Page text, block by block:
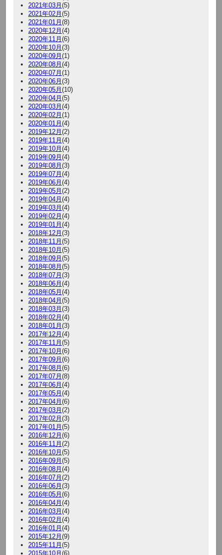
2021年03月 (5)
2021年02月 (5)
2021年01月 (8)
2020年12月 (4)
2020年11月 (6)
2020年10月 (3)
2020年09月 (1)
2020年08月 (4)
2020年07月 (1)
2020年06月 (3)
2020年05月 (10)
2020年04月 (5)
2020年03月 (4)
2020年02月 (1)
2020年01月 (4)
2019年12月 (2)
2019年11月 (4)
2019年10月 (4)
2019年09月 (4)
2019年08月 (3)
2019年07月 (4)
2019年06月 (4)
2019年05月 (2)
2019年04月 (4)
2019年03月 (4)
2019年02月 (4)
2019年01月 (4)
2018年12月 (3)
2018年11月 (5)
2018年10月 (5)
2018年09月 (5)
2018年08月 (5)
2018年07月 (3)
2018年06月 (4)
2018年05月 (4)
2018年04月 (5)
2018年03月 (3)
2018年02月 (4)
2018年01月 (3)
2017年12月 (4)
2017年11月 (5)
2017年10月 (6)
2017年09月 (6)
2017年08月 (6)
2017年07月 (8)
2017年06月 (4)
2017年05月 (4)
2017年04月 (6)
2017年03月 (2)
2017年02月 (3)
2017年01月 (5)
2016年12月 (6)
2016年11月 (2)
2016年10月 (5)
2016年09月 (5)
2016年08月 (4)
2016年07月 (2)
2016年06月 (3)
2016年05月 (6)
2016年04月 (4)
2016年03月 (4)
2016年02月 (4)
2016年01月 (4)
2015年12月 (9)
2015年11月 (5)
2015年10月 (6)